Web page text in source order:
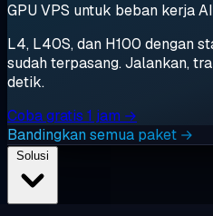
GPU VPS untuk beban kerja AI
L4, L40S, dan H100 dengan
sudah terpasang. Jalankan,
detik.
Coba gratis 1 jam →
Bandingkan semua paket →